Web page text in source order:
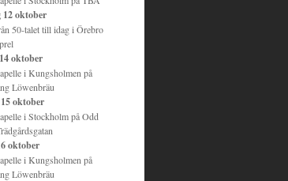
12 oktober
50-talet till idag i Örebro
oktober
i Kungsholmen på
Löwenbräu
oktober
i Stockholm på Odd
oktober
i Kungsholmen på
Löwenbräu